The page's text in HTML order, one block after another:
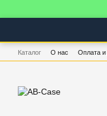
Каталог О нас Оплата и